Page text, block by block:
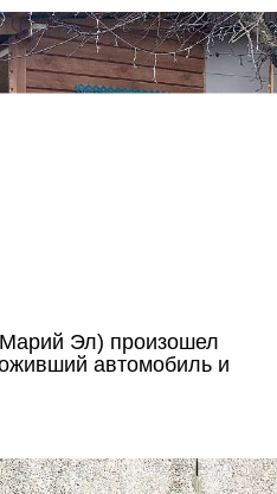
Эл) произошел
автомобиль и